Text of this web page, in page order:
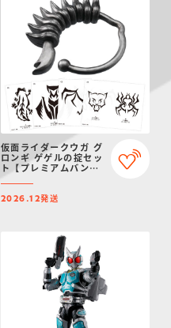
仮面ライダークウガ グ
ロンギ ゲゲルの掟セッ
ト【プレミアムバンダ
ル）
2026.12発送